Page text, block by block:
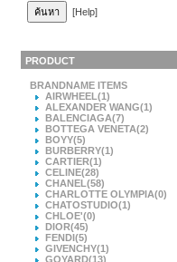
[Help]
PRODUCT
BRANDNAME ITEMS
AIRWHEEL (1)
ALEXANDER WANG(1)
BALENCIAGA(7)
BOTTEGA VENETA(2)
BOYY(5)
BURBERRY(1)
CARTIER(1)
CELINE(28)
CHANEL (58)
CHARLOTTE OLYMPIA(0)
CHATOSTUDIO(1)
CHLOE'(0)
DIOR(45)
FENDI(5)
GIVENCHY(1)
GOYARD(13)